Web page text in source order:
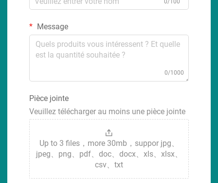
0/100
Message
0/1000
Pièce jointe
Veuillez télécharger au moins une pièce jointe
Up to 3 files，more 30mb，suppor jpg、
jpeg、png、pdf、doc、docx、xls、xlsx、
csv、txt